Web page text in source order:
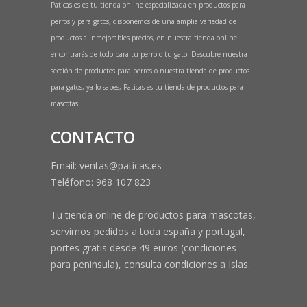
Paticas.es es tu tienda online especializada en productos para
perros y para gatos, disponemos de una amplia variedad de
productos a inmejorables precios, en nuestra tienda online
encontrarás de todo para tu perro o tu gato. Descubre nuestra
sección de productos para perros o nuestra tienda de productos
para gatos, ya lo sabes, Paticas es tu tienda de productos para
mascotas.
CONTACTO
Email: ventas@paticas.es
Teléfono: 968 107 823
Tu tienda online de productos para mascotas,
servimos pedidos a toda españa y portugal,
portes gratis desde 49 euros (condiciones
para peninsula), consulta condiciones a Islas.